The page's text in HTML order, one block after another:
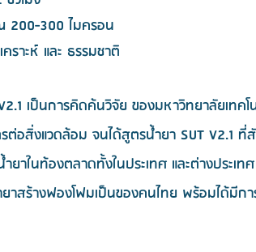
200-300 ไมครอน
าะห์ และ ธรรมชาติ
เป็นการคิดค้นวิจัย ของมหาวิทยาลัยเทค
อสิ่งแวดล้อม จนได้สูตรน้ำยา SUT V2.1
ยาในท้องตลาดทั้งในประเทศ และต่างประ
าสร้างฟองโฟมเป็นของคนไทย พร้อมได้มี